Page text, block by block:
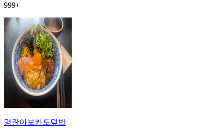
999+
명란아보카도덮밥